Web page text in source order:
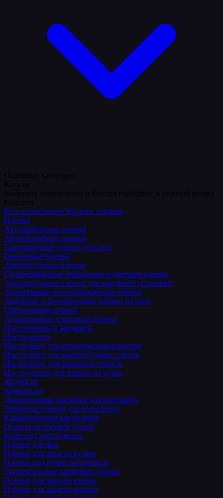
Весь ассортимент Каталог товаров
Пленки
Автомобильные пленки
Антигравийные пленки
Тонировочные пленки для авто
Виниловые пленки
Архитектурные пленки
Солнцезащитные зеркальные и цветные пленки
Архитектурные пленки для наружной установки
Атермальные теплоотражающие пленки
Защитные и бронирующие пленки на окна
Специальные плёнки
Декоративные и матовые пленки
Инструменты и жидкости
Инструменты
Инструмент для автомобильных пленок
Инструмент для архитектурных пленок
Инструмент для защитных пленок
Инструменты для пленок на кузов
Жидкости
Комплекты
Декоративные наклейки для интерьера
Защитные плёнки для велосипеда
Климатические карты мира
Полосы на лобовое стекло
Комплект инструмента
Пленки для фар
Пленки для защиты кузова
Пленки под ручки автомобиля
Универсальные защитные пленки
Плёнки для защиты капота
Плёнки для защиты крыши